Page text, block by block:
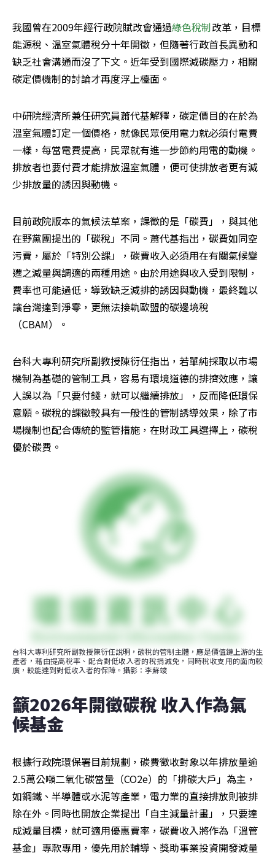
我國曾在2009年經行政院賦改會通過綠色稅制改革，目標
能源稅、溫室氣體稅分十年開徵，但隨著行政首長異動和
缺乏社會溝通而沒了下文。近年受到國際減碳壓力，相關
碳定價機制的討論才再度浮上檯面。
中研院經濟所兼任研究員蕭代基解釋，碳定價目的在於為
溫室氣體訂定一個價格，就像民眾使用電力就必須付電費
一樣，每當電費提高，民眾就有進一步節約用電的動機。
排放者也要付費才能排放溫室氣體，便可使排放者更有減
少排放量的誘因與動機。
目前政院版本的氣候法草案，課徵的是「碳費」，與其他
在野黨團提出的「碳稅」不同。蕭代基指出，碳費如同空
污費，屬於「特別公課」，碳費收入必須用在有關氣候變
遷之減量與調適的兩種用途。由於用途與收入受到限制，
費率也可能過低，導致缺乏減排的誘因與動機，最終難以
讓台灣達到淨零，更無法接軌歐盟的碳邊境稅
（CBAM）。
台科大專利研究所副教授陳衍任指出，若單純採取以市場
機制為基礎的管制工具，容易有環境道德的排擠效應，讓
人誤以為「只要付錢，就可以繼續排放」，反而降低環保
意願。碳稅的課徵較具有一般性的管制誘導效果，除了市
場機制也配合傳統的監管措施，在財政工具選擇上，碳稅
優於碳費。
台科大專利研究所副教授陳衍任說明，碳稅的管制主體，應是價值鏈上游的生
產者，藉由提高稅率、配合對低收入者的稅捐減免，同時稅收支用的面向較
廣，較能達到對低收入者的保障。攝影：李蘇竣
籲2026年開徵碳稅 收入作為氣
候基金
根據行政院環保署目前規劃，碳費徵收對象以年排放量逾
2.5萬公噸二氧化碳當量（CO2e）的「排碳大戶」為主，
如鋼鐵、半導體或水泥等產業，電力業的直接排放則被排
除在外。同時也開放企業提出「自主減量計畫」，只要達
成減量目標，就可適用優惠費率，碳費收入將作為「溫管
基金」專款專用，優先用於輔導、獎助事業投資開發減量